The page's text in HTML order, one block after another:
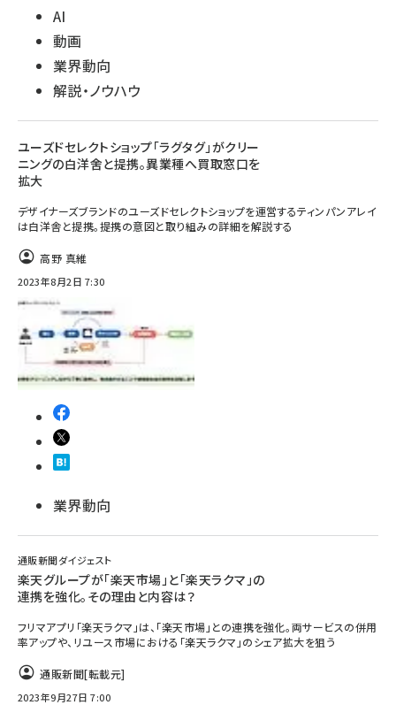
AI
動画
業界動向
解説・ノウハウ
ユーズドセレクトショップ「ラグタグ」がクリー
ニングの白洋舍と提携。異業種へ買取窓口を
拡大
デザイナーズブランドのユーズドセレクトショップを運営するティンパンアレイ
は白洋舎と提携。提携の意図と取り組みの詳細を解説する
高野 真維
2023年8月2日 7:30
業界動向
通販新聞ダイジェスト
楽天グループが「楽天市場」と「楽天ラクマ」の
連携を強化。その理由と内容は？
フリマアプリ「楽天ラクマ」は、「楽天市場」との連携を強化。両サービスの併用
率アップや、リユース市場における「楽天ラクマ」のシェア拡大を狙う
通販新聞[転載元]
2023年9月27日 7:00